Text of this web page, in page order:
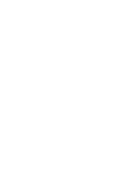
させていただ
了承ください。
き作成されるも
をご了承くださ
にご登録され
ず変更すること
) : 1000ppm、
、
貨物等」とい
可)を取得する
要な手段を講じ
これらの製造装
通知します。
ムロン制御